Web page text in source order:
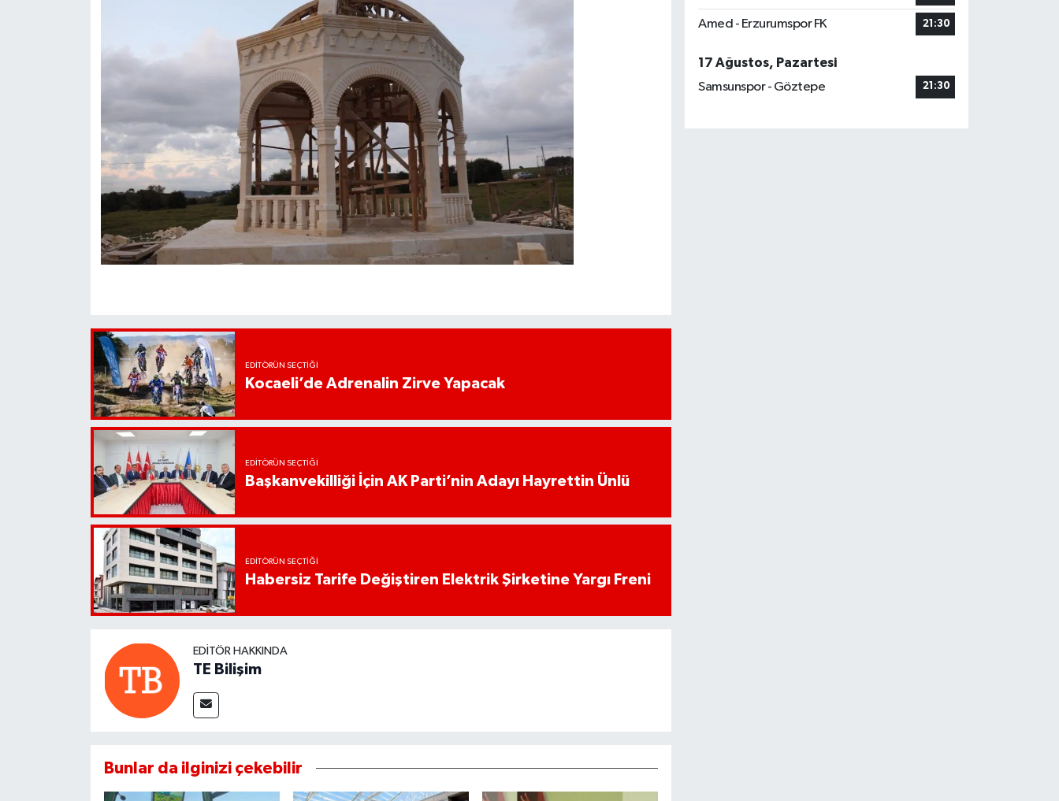
EDITÖRÜN SEÇTIĞI
Kocaeli’de Adrenalin Zirve Yapacak
EDITÖRÜN SEÇTIĞI
Başkanvekilliği İçin AK Parti’nin Adayı Hayrettin Ünlü
EDITÖRÜN SEÇTIĞI
Habersiz Tarife Değiştiren Elektrik Şirketine Yargı Freni
EDITÖR HAKKINDA
TE Bilişim
Bunlar da ilginizi çekebilir
Amed - Erzurumspor FK 21:30
17 Ağustos, Pazartesi
Samsunspor - Göztepe
21:30